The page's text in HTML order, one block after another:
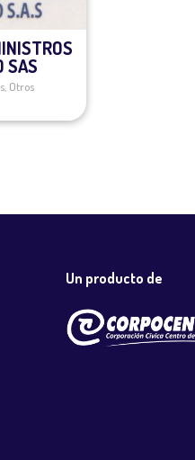
SAS
Otros
Un producto de